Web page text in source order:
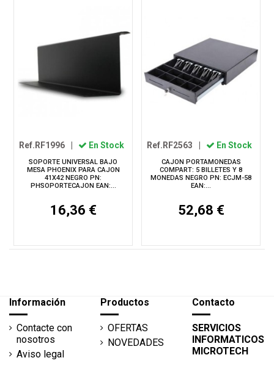
Ref.RF1996 En Stock
SOPORTE UNIVERSAL BAJO
MESA PHOENIX PARA CAJON
41X42 NEGRO PN:
PHSOPORTECAJON EAN:...
16,36 €
Ref.RF2563 En Stock
CAJON PORTAMONEDAS
COMPART: 5 BILLETES Y 8
MONEDAS NEGRO PN: ECJM-58
EAN:...
52,68 €
Información
Contacte con
nosotros
Aviso legal
Productos
OFERTAS
NOVEDADES
Contacto
SERVICIOS
INFORMATICOS
MICROTECH